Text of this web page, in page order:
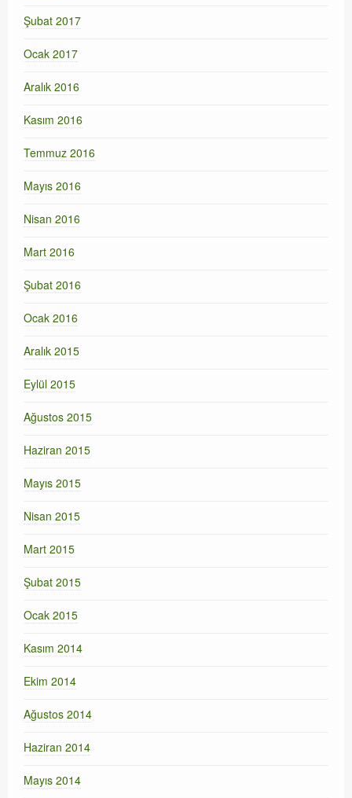
Şubat 2017
Ocak 2017
Aralık 2016
Kasım 2016
Temmuz 2016
Mayıs 2016
Nisan 2016
Mart 2016
Şubat 2016
Ocak 2016
Aralık 2015
Eylül 2015
Ağustos 2015
Haziran 2015
Mayıs 2015
Nisan 2015
Mart 2015
Şubat 2015
Ocak 2015
Kasım 2014
Ekim 2014
Ağustos 2014
Haziran 2014
Mayıs 2014